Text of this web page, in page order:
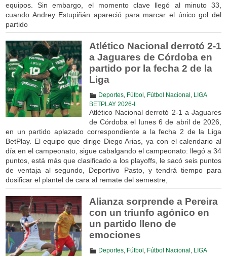
equipos. Sin embargo, el momento clave llegó al minuto 33,
cuando Andrey Estupiñán apareció para marcar el único gol del
partido
Atlético Nacional derrotó 2-1
a Jaguares de Córdoba en
partido por la fecha 2 de la
Liga
Deportes, Fútbol Fútbol Nacional
LIGA
BETPLAY 2026-I
Atlético Nacional derrotó 2-1 a Jaguares
de Córdoba el lunes 6 de abril de 2026,
en un partido aplazado correspondiente a la fecha 2 de la Liga
BetPlay. El equipo que dirige Diego Arias, ya con el calendario al
día en el campeonato, sigue cabalgando el campeonato: llegó a 34
puntos, está más que clasificado a los playoffs, le sacó seis puntos
de ventaja al segundo, Deportivo Pasto, y tendrá tiempo para
dosificar el plantel de cara al remate del semestre,
Alianza sorprende a Pereira
con un triunfo agónico en
un partido lleno de
emociones
Deportes, Fútbol Fútbol Nacional LIGA